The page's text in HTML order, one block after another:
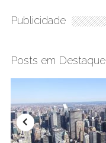
Publicidade
Posts em Destaque